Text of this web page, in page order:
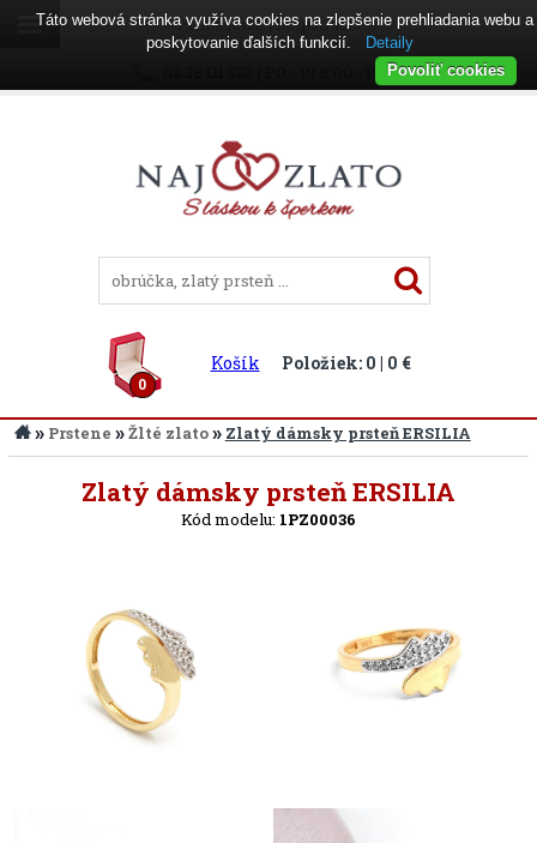
Prihlásenie|Registrácia
02 38 111 333 ( PO - PI 8:00 - 16:00 )
0
Košík Položiek: 0 | 0 €
» Prstene »Žlté zlato» Zlatý dámsky prsteň ERSILIA
Zlatý dámsky prsteň ERSILIA
Kód modelu: 1PZ00036
Táto webová stránka využíva cookies na zlepšenie prehliadania webu a
poskytovanie ďalších funkcií.
Detaily
Povoliť cookies